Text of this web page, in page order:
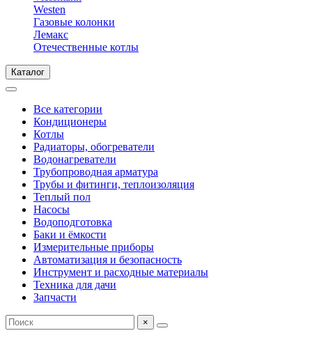
Westen
Газовые колонки
Лемакс
Отечественные котлы
Каталог
Все категории
Кондиционеры
Котлы
Радиаторы, обогреватели
Водонагреватели
Трубопроводная арматура
Трубы и фитинги, теплоизоляция
Теплый пол
Насосы
Водоподготовка
Баки и ёмкости
Измерительные приборы
Автоматизация и безопасность
Инструмент и расходные материалы
Техника для дачи
Запчасти
×